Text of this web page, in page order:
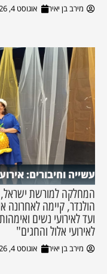
מירב בן יאיר אוגוסט 4, 2026
עשייה וחיבורים:
המחלקה למורשת
הולנדר, קיימה לאחרונה
ועד לאירועי נשים
לאירועי אלול והחגים"
מירב בן יאיר אוגוסט 4, 2026